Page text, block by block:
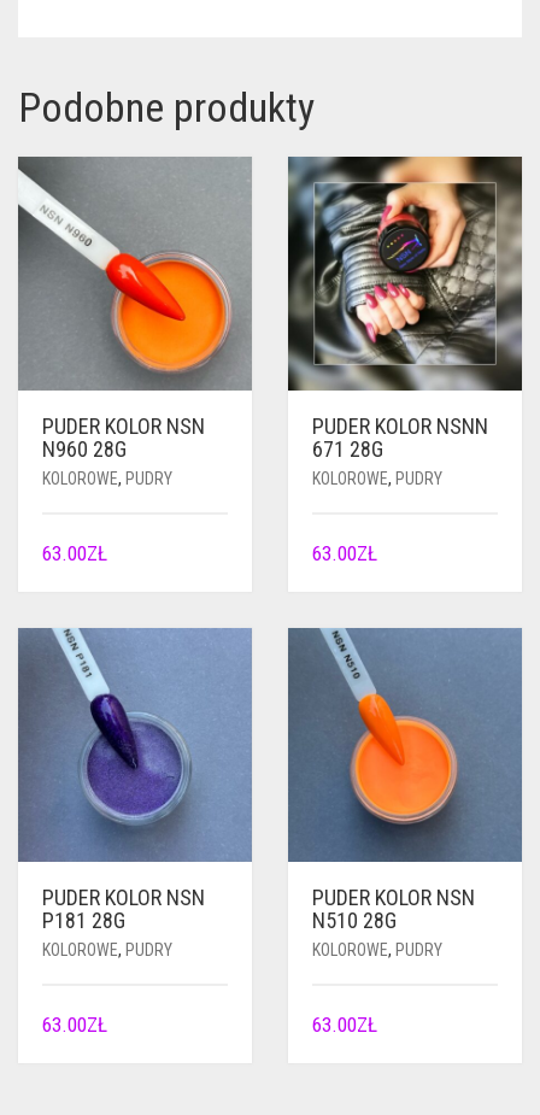
Podobne produkty
PUDER KOLOR NSN
N960 28G
KOLOROWE, PUDRY
63.00ZŁ
PUDER KOLOR NSNN
671 28G
KOLOROWE, PUDRY
63.00ZŁ
PUDER KOLOR NSN
P181 28G
KOLOROWE, PUDRY
63.00ZŁ
PUDER KOLOR NSN
N510 28G
KOLOROWE, PUDRY
63.00ZŁ